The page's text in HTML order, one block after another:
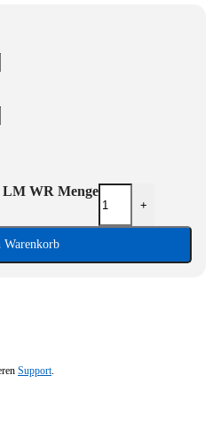
WR Menge
+
Warenkorb
Support.